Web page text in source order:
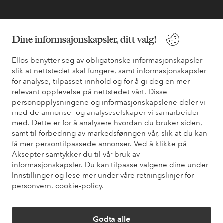
Dine informsajonskapsler, ditt valg!
Ellos benytter seg av obligatoriske informasjonskapsler
slik at nettstedet skal fungere, samt informasjonskapsler
for analyse, tilpasset innhold og for å gi deg en mer
relevant opplevelse på nettstedet vårt. Disse
personopplysningene og informasjonskapslene deler vi
med de annonse- og analyseselskaper vi samarbeider
med. Dette er for å analysere hvordan du bruker siden,
samt til forbedring av markedsføringen vår, slik at du kan
få mer persontilpassede annonser. Ved å klikke på
Aksepter samtykker du til vår bruk av
informasjonskapsler. Du kan tilpasse valgene dine under
Innstillinger og lese mer under våre retningslinjer for
personvern. cookie-policy.
Godta alle
Våre tjenester
Venner
Sikre betalinger - Betal direkte eller del opp
Vil du vite mer om våre betalingsalternativer?
elpy elpy